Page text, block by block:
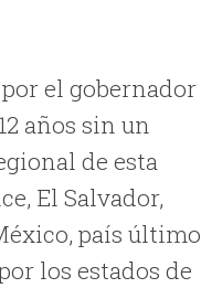
el gobernador
años sin un
de esta
El Salvador,
país último
los estados de